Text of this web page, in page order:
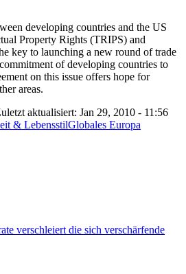
developing countries and the US
Property Rights (TRIPS) and
key to launching a new round of trade
of developing countries to
on this issue offers hope for
areas.
aktualisiert: Jan 29, 2010 - 11:56
& LebensstilGlobales Europa
verschleiert die sich verschärfende